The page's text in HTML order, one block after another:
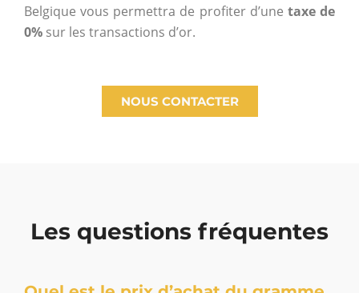
Belgique vous permettra de profiter d’une taxe de
0% sur les transactions d’or.
NOUS CONTACTER
Les questions fréquentes